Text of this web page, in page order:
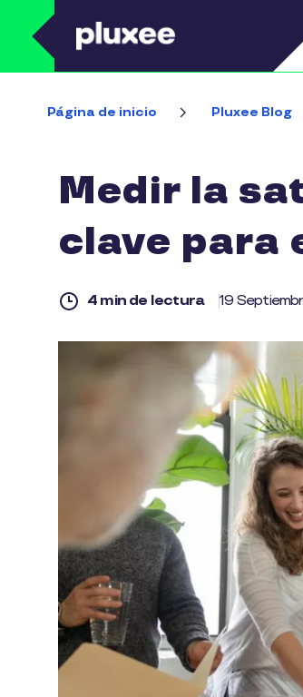
Pasar al contenido principal
Página de inicio Pluxee Blog
Medir la
clave para
4 min de lectura 19